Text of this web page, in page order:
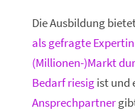
Die Ausbildung
als gefragte Expertin
(Millionen-)Markt
Bedarf riesigist und
Ansprechpartner